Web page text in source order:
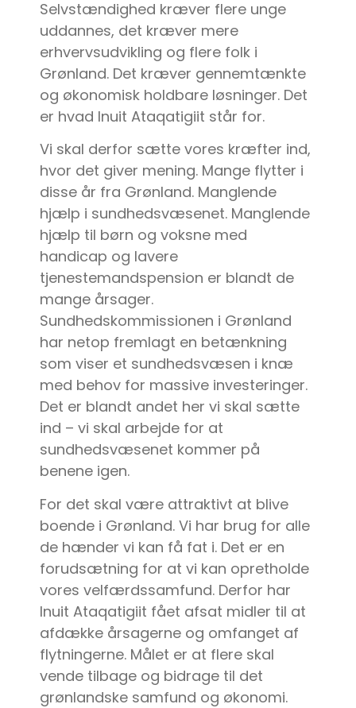
Selvstændighed kræver flere unge
uddannes, det kræver mere
erhvervsudvikling og flere folk i
Grønland. Det kræver gennemtænkte
og økonomisk holdbare løsninger. Det
er hvad Inuit Ataqatigiit står for.
Vi skal derfor sætte vores kræfter ind,
hvor det giver mening. Mange flytter i
disse år fra Grønland. Manglende
hjælp i sundhedsvæsenet. Manglende
hjælp til børn og voksne med
handicap og lavere
tjenestemandspension er blandt de
mange årsager.
Sundhedskommissionen i Grønland
har netop fremlagt en betænkning
som viser et sundhedsvæsen i knæ
med behov for massive investeringer.
Det er blandt andet her vi skal sætte
ind – vi skal arbejde for at
sundhedsvæsenet kommer på
benene igen.
For det skal være attraktivt at blive
boende i Grønland. Vi har brug for alle
de hænder vi kan få fat i. Det er en
forudsætning for at vi kan opretholde
vores velfærdssamfund. Derfor har
Inuit Ataqatigiit fået afsat midler til at
afdække årsagerne og omfanget af
flytningerne. Målet er at flere skal
vende tilbage og bidrage til det
grønlandske samfund og økonomi.